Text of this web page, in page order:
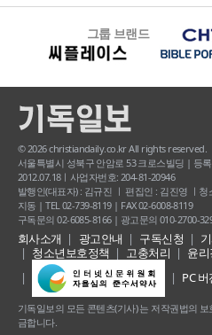
그룹 브랜드
© 2026 christiandaily.co.kr All rights reserved.
서울특별시 성북구 안암로 53 크로스빌딩 | 등
2012.07.18ㅣ사업자번호: 204-81-20946
발행인(대표자) : 김규진 ㅣ 편집인 : 김진영 ㅣ
지동 | TEL 02-739-8119 | FAX 02-6008-8119
구독문의 02-6085-8166 | 광고문의 010-2700-
회사소개 광고안내 구독신청
청소년보호정책
고충처리
윤리
PC 버
기독일보의 모든 콘텐츠(기사) 는 저작권법의
금합니다.